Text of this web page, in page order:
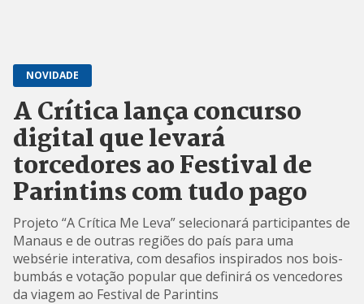
NOVIDADE
A Crítica lança concurso
digital que levará
torcedores ao Festival de
Parintins com tudo pago
Projeto “A Crítica Me Leva” selecionará participantes de
Manaus e de outras regiões do país para uma
websérie interativa, com desafios inspirados nos bois-
bumbás e votação popular que definirá os vencedores
da viagem ao Festival de Parintins